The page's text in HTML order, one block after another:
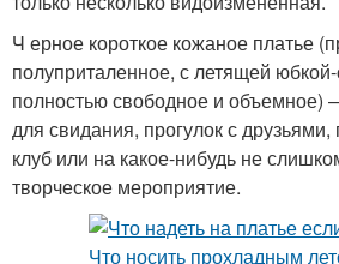
Ч ерное короткое кожаное платье
полуприталенное, с летящей
полностью свободное и объемное)
для свидания, прогулок с
клуб или на какое-нибудь не
творческое мероприятие.